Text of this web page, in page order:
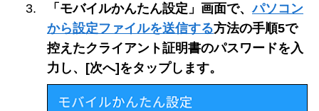
「モバイルかんたん設定」画面で、パソコン
から設定ファイルを送信する方法の手順5で
控えたクライアント証明書のパスワードを入
力し、[次へ]をタップします。